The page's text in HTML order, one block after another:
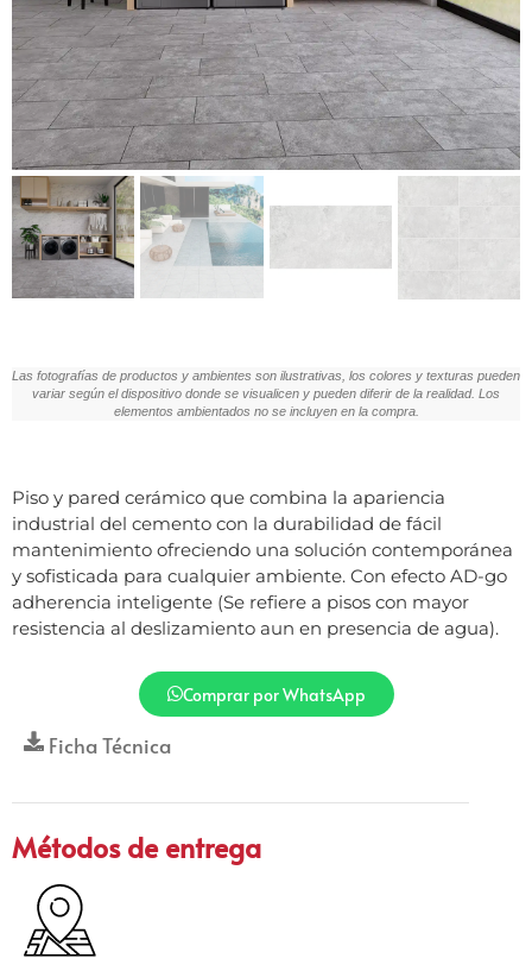
Las fotografías de productos y ambientes son ilustrativas, los colores y texturas pueden
variar según el dispositivo donde se visualicen y pueden diferir de la realidad. Los
elementos ambientados no se incluyen en la compra.
Piso y pared cerámico que combina la apariencia
industrial del cemento con la durabilidad de fácil
mantenimiento ofreciendo una solución contemporánea
y sofisticada para cualquier ambiente. Con efecto AD-go
adherencia inteligente (Se refiere a pisos con mayor
resistencia al deslizamiento aun en presencia de agua).
Comprar por WhatsApp
Ficha Técnica
Métodos de entrega